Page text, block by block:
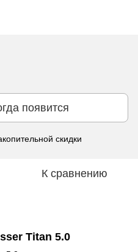
появится
скидки
К сравнению
Titan 5.0